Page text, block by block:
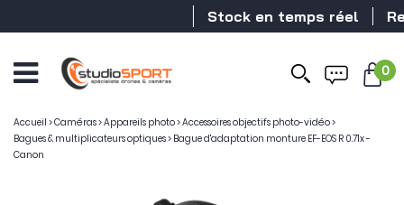
Stock en temps réel
0
Accueil >Caméras>Appareils photo>Accessoires objectifs photo-vidéo>
Bagues & multiplicateurs optiques> Bague d'adaptation monture EF-EOS R 0.71x -
Canon